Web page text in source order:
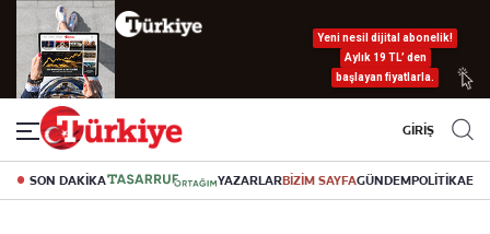
Yeni nesil dijital abonelik!
Aylık 19 TL’ den
başlayan fiyatlarla.
GİRİŞ
SON DAKİKA YAZARLARBİZİM SAYFAGÜNDEMPOLİTİKA